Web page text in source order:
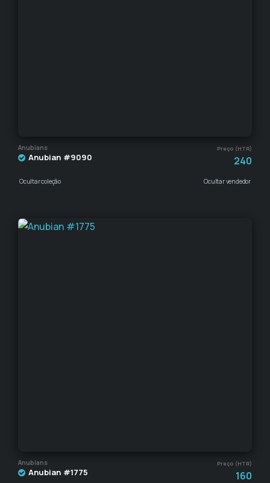
Anubians Preço (HTR)
Anubian #9090 240
Ocultar coleção Ocultar vendedor
Anubians Preço (HTR)
Anubian #1775 160